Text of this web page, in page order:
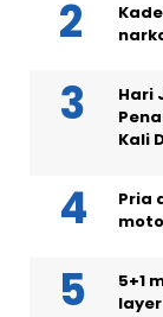
Hari
Kali
Pria
5+1